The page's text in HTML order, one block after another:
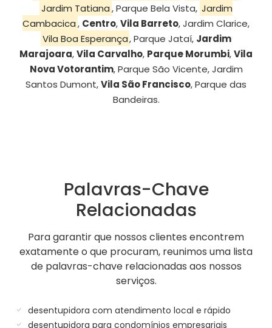
Jardim Tatiana, Parque Bela Vista, Jardim
Cambacica, Centro,Vila Barreto, Jardim Clarice,
Vila Boa Esperança, Parque Jataí, Jardim
Marajoara,Vila Carvalho, Parque Morumbi,Vila
Nova Votorantim, Parque São Vicente, Jardim
Santos Dumont,Vila São Francisco, Parque das
Bandeiras.
Palavras-Chave
Relacionadas
Para garantir que nossos clientes encontrem
exatamente o que procuram, reunimos uma lista
de palavras-chave relacionadas aos nossos
serviços.
desentupidora com atendimento local e rápido
desentupidora para condomínios empresariais